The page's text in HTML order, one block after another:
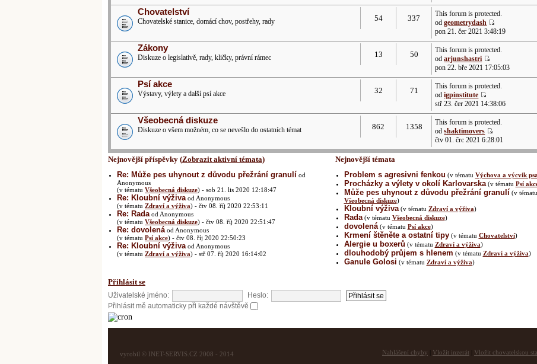
Chovatelství
Chovatelské stanice, domácí chov, postřehy, rady 54 337
This forum is protected.
odgeometrydash
pon 21. čer 2021 3:48:19
Zákony
Diskuze o legislativě, rady, kličky, právní rámec 13 50
This forum is protected.
odarjunshastri
pon 22. bře 2021 17:05:03
Psí akce
Výstavy, výlety a další psí akce 32 71
This forum is protected.
odigpinstitute
stř 23. čer 2021 14:38:06
Všeobecná diskuze
Diskuze o všem možném, co se nevešlo do ostatních témat 862 1358
This forum is protected.
odshaktimovers
čtv 01. črc 2021 6:28:01
Nejnovější příspěvky (Zobrazit aktivní témata)
Re: Může pes uhynout z důvodu přežrání granulí od
Anonymous
(v tématu Všeobecná diskuze) - sob 21. lis 2020 12:18:47
Re: Kloubní výživa od Anonymous
(v tématu Zdraví a výživa) - čtv 08. říj 2020 22:53:11
Re: Rada od Anonymous
(v tématu Všeobecná diskuze) - čtv 08. říj 2020 22:51:47
Re: dovolená od Anonymous
(v tématu Psí akce) - čtv 08. říj 2020 22:50:23
Re: Kloubní výživa od Anonymous
(v tématu Zdraví a výživa) - stř 07. říj 2020 16:14:02
Nejnovější témata
Problem s agresivni fenkou (v tématu Výchova a výcvik psa
Procházky a výlety v okolí Karlovarska(v tématu Psí
Může pes uhynout z důvodu přežrání granulí (v tématu
Všeobecná diskuze)
Kloubní výživa(v tématu Zdraví a výživa)
Rada(v tématu Všeobecná diskuze)
dovolená(v tématu Psí akce)
Krmení štěněte a ostatní tipy(v tématu Chovatelství)
Alergie u boxerů (v tématu Zdraví a výživa)
dlouhodobý průjem s hlenem (v tématu Zdraví a výživa)
Ganule Golosi (v tématu Zdraví a výživa)
Přihlásit se
Uživatelské jméno:
Heslo:
Přihlásit mě automaticky při každé návštěvě
vyrobil © INET-SERVIS.CZ 2008 - 2014 Nahlášení chyby Vložit inzerát Vložit chovatelskou